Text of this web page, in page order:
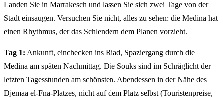
Landen Sie in Marrakesch und lassen Sie sich zwei Tage von der
Stadt einsaugen. Versuchen Sie nicht, alles zu sehen: die Medina hat
einen Rhythmus, der das Schlendern dem Planen vorzieht.
Tag 1: Ankunft, einchecken ins Riad, Spaziergang durch die
Medina am späten Nachmittag. Die Souks sind im Schräglicht der
letzten Tagesstunden am schönsten. Abendessen in der Nähe des
Djemaa el-Fna-Platzes, nicht auf dem Platz selbst (Touristenpreise,